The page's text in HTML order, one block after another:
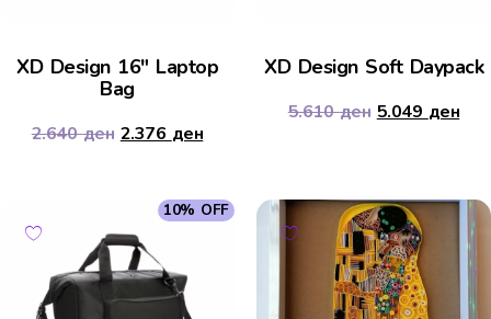
XD Design 16″ Laptop
Bag
2.640ден 2.376 ден
XD Design Soft Daypack
5.610ден 5.049 ден
10% OFF